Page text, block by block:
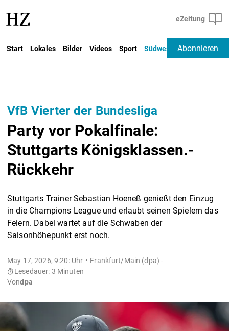
Start Lokales Bilder Videos Sport Südwest Deutschland
Abonnieren
VfB Vierter der Bundesliga
Party vor Pokalfinale:
Stuttgarts Königsklassen.-
Rückkehr
Stuttgarts Trainer Sebastian Hoeneß genießt den Einzug
in die Champions League und erlaubt seinen Spielern das
Feiern. Dabei wartet auf die Schwaben der
Saisonhöhepunkt erst noch.
May 17, 2026, 9:20: Uhr
Frankfurt/Main (dpa) -
Lesedauer: 3 Minuten
Vondpa